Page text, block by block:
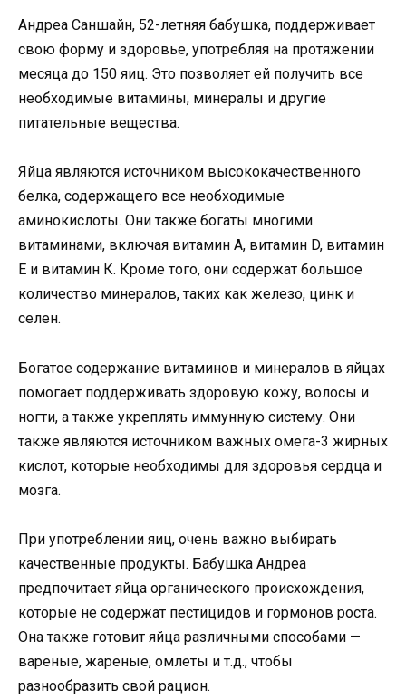
Андреа Саншайн, 52-летняя бабушка, поддерживает
свою форму и здоровье, употребляя на протяжении
месяца до 150 яиц. Это позволяет ей получить все
необходимые витамины, минералы и другие
питательные вещества.
Яйца являются источником высококачественного
белка, содержащего все необходимые
аминокислоты. Они также богаты многими
витаминами, включая витамин А, витамин D, витамин
Е и витамин К. Кроме того, они содержат большое
количество минералов, таких как железо, цинк и
селен.
Богатое содержание витаминов и минералов в яйцах
помогает поддерживать здоровую кожу, волосы и
ногти, а также укреплять иммунную систему. Они
также являются источником важных омега-3 жирных
кислот, которые необходимы для здоровья сердца и
мозга.
При употреблении яиц, очень важно выбирать
качественные продукты. Бабушка Андреа
предпочитает яйца органического происхождения,
которые не содержат пестицидов и гормонов роста.
Она также готовит яйца различными способами —
вареные, жареные, омлеты и т.д., чтобы
разнообразить свой рацион.